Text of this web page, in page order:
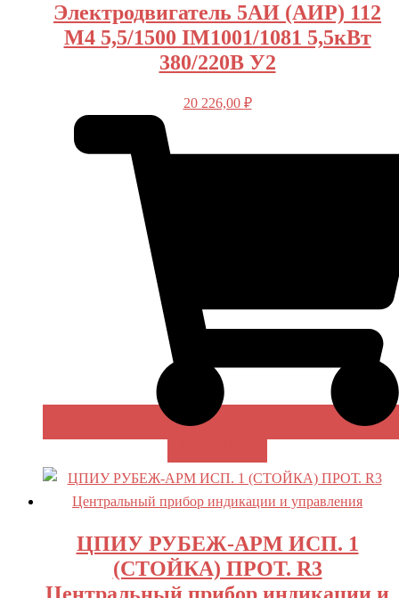
Электродвигатель 5АИ (АИР) 112
M4 5,5/1500 IM1001/1081 5,5кВт
380/220В У2
20 226,00 ₽
ЦПИУ РУБЕЖ-АРМ ИСП. 1
(СТОЙКА) ПРОТ. R3
Центральный прибор индикации и